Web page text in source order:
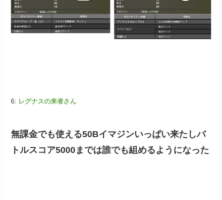
6: レグナスの来者さん
無課金でも使える50Bイマジンいっぱい来たしバ
トルスコア5000までは誰でも組めるようになった